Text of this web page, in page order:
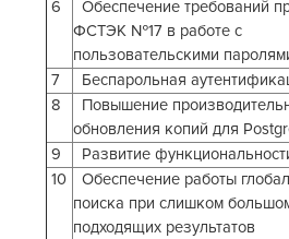
6
Обеспечение требований
ФСТЭК №17 в работе с
пользовательскими
7 Беспарольная
8
Повышение
обновления копий для
9 Развитие
10
Обеспечение работы
поиска при слишком
подходящих результатов